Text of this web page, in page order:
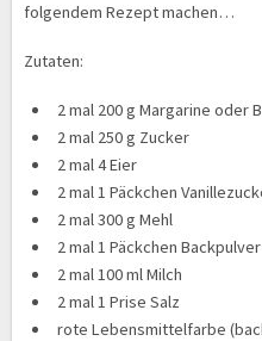
folgendem Rezept machen…
Zutaten:
2 mal 200 g Margarine oder
2 mal 250 g Zucker
2 mal 4 Eier
2 mal 1 Päckchen
2 mal 300 g Mehl
2 mal 1 Päckchen Backpulver
2 mal 100 ml Milch
2 mal 1 Prise Salz
rote Lebensmittelfarbe